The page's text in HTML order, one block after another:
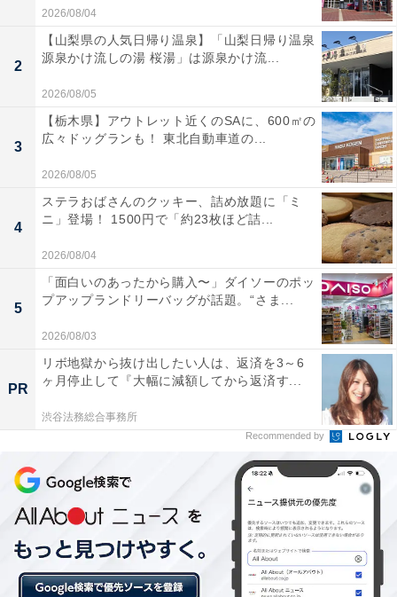
2026/08/04
2
【山梨県の人気日帰り温泉】「山梨日帰り温泉
源泉かけ流しの湯 桜湯」は源泉かけ流...
2026/08/05
3
【栃木県】アウトレット近くのSAに、600㎡の
広々ドッグランも！ 東北自動車道の...
2026/08/05
4
ステラおばさんのクッキー、詰め放題に「ミ
ニ」登場！ 1500円で「約23枚ほど詰...
2026/08/04
5
「面白いのあったから購入〜」ダイソーのポッ
プアップランドリーバッグが話題。“さま...
2026/08/03
PR
リボ地獄から抜け出したい人は、返済を3～6
ヶ月停止して『大幅に減額してから返済す...
渋谷法務総合事務所
Recommended by